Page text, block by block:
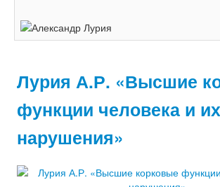
Лурия А.Р. «Высшие
функции человека и их
нарушения»